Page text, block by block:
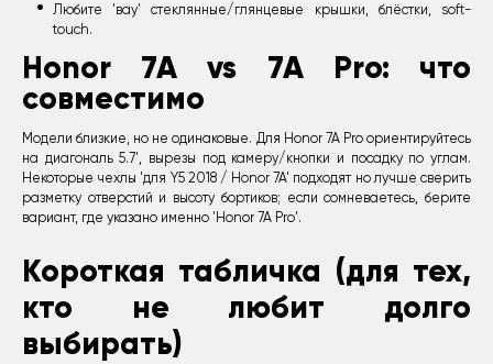
Любите 'вау' стеклянные/глянцевые крышки, блёстки, soft-
touch.
Honor 7A vs 7A Pro: что
совместимо
Модели близкие, но не одинаковые. Для Honor 7A Pro ориентируйтесь
на диагональ 5.7', вырезы под камеру/кнопки и посадку по углам.
Некоторые чехлы 'для Y5 2018 / Honor 7A' подходят но лучше сверить
разметку отверстий и высоту бортиков; если сомневаетесь, берите
вариант, где указано именно 'Honor 7A Pro'.
Короткая табличка (для тех,
кто не любит долго
выбирать)